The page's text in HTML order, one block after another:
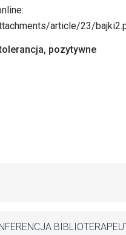
article/23/
pozytywne